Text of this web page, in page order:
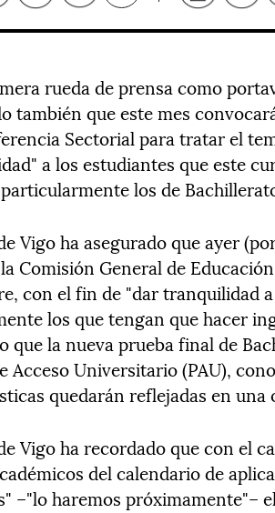
rueda de prensa como
también que este mes
Sectorial para tratar el
a los estudiantes que este
los de
Vigo ha asegurado que ayer
Comisión General de
con el fin de "dar tranquilidad
los que tengan que hacer
que la nueva prueba final de
Acceso Universitario (PAU),
quedarán reflejadas en
Vigo ha recordado que con el
del calendario de
–"lo haremos próximamente"–